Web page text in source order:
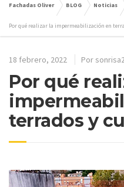
Fachadas Oliver BLOG Noticias
Por qué realizar la impermeabilización en
18 febrero, 2022 Por
Por qué
terrados y